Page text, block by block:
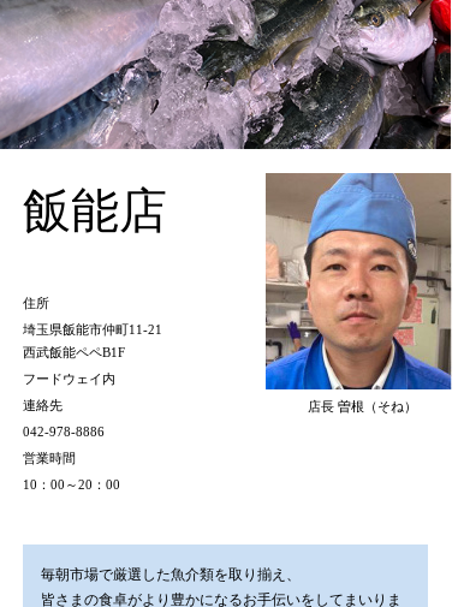
飯能店
住所
埼玉県飯能市仲町11-21
西武飯能ペペB1F
フードウェイ内
連絡先
042-978-8886
営業時間
10：00～20：00
店長 曽根（そね）
毎朝市場で厳選した魚介類を取り揃え、
皆さまの食卓がより豊かになるお手伝いをしてまいりま